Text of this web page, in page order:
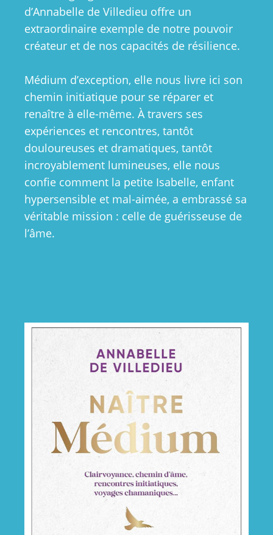
d’Annabelle de Villedieu offre un
extraordinaire exemple de notre pouvoir
créateur et de nos capacités de résilience.
Médium d’exception, elle nous livre ici son
chemin initiatique pour se réparer et
renaître à elle-même. À travers ses
expériences et rencontres, tantôt
douloureuses et dramatiques, tantôt
incroyablement lumineuses, elle nous
confie comment la petite Isabelle, enfant
hypersensible et mal-aimée, a embrassé sa
véritable mission : celle de guérisseuse de
l’âme.